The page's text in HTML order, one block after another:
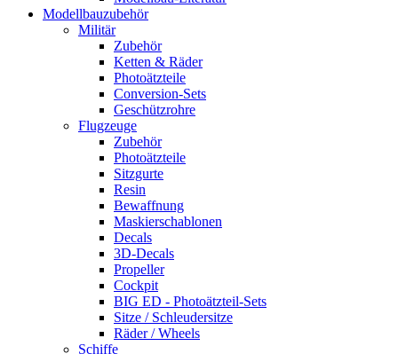
Modellbauzubehör
Militär
Zubehör
Ketten & Räder
Photoätzteile
Conversion-Sets
Geschützrohre
Flugzeuge
Zubehör
Photoätzteile
Sitzgurte
Resin
Bewaffnung
Maskierschablonen
Decals
3D-Decals
Propeller
Cockpit
BIG ED - Photoätzteil-Sets
Sitze / Schleudersitze
Räder / Wheels
Schiffe